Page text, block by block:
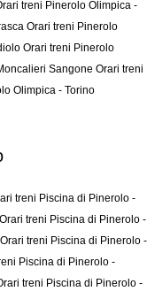
treni Pinerolo Olimpica -
Orari treni Pinerolo
Orari treni Pinerolo
Sangone Orari treni
Olimpica - Torino
treni Piscina di Pinerolo -
Orari treni Piscina di Pinerolo -
Orari treni Piscina di Pinerolo -
Piscina di Pinerolo -
treni Piscina di Pinerolo -